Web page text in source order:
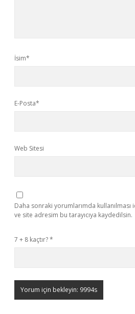
İsim*
E-Posta*
Web Sitesi
Daha sonraki yorumlarımda
ve site adresim bu tarayıcıya kaydedilsin.
7 + 8 kaçtır?*